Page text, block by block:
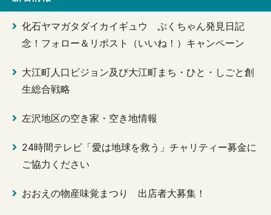
化石ヤマガタダイカイギュウ ぷくちゃん発見日記
念！フォロー＆リポスト（いいね！）キャンペーン
大江町人口ビジョン及び大江町まち・ひと・しごと創
生総合戦略
左沢地区の空き家・空き地情報
24時間テレビ「愛は地球を救う」チャリティー募金に
ご協力ください
おおえの物産味覚まつり 出店者大募集！